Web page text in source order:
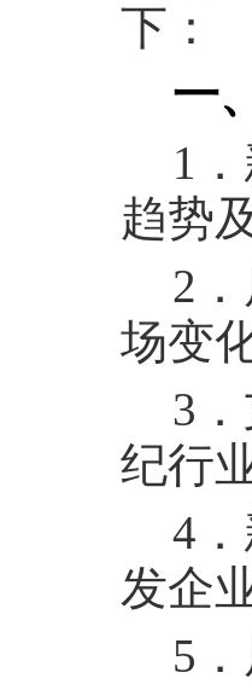
下：
一
1
趋势
2
场变
3
纪行
4
发企
5